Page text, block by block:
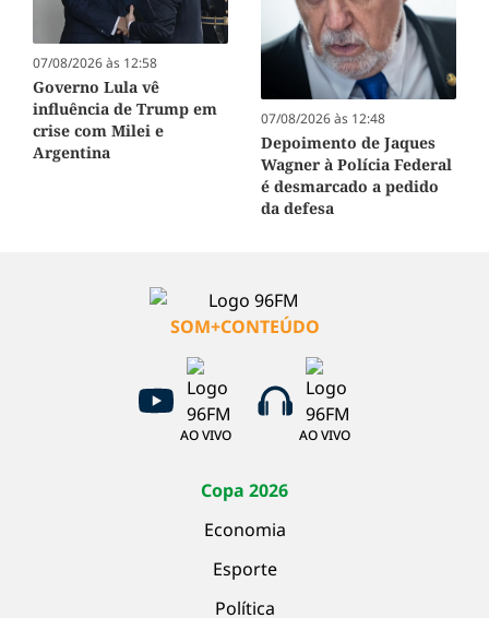
07/08/2026 às 12:58
Governo Lula vê
influência de Trump em
crise com Milei e
Argentina
07/08/2026 às 12:48
Depoimento de Jaques
Wagner à Polícia Federal
é desmarcado a pedido
da defesa
SOM+CONTEÚDO
AO VIVO AO VIVO
Copa 2026
Economia
Esporte
Política